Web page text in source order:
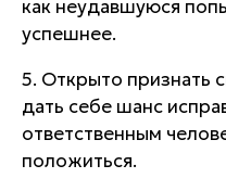
как неудавшуюся
успешнее.
5. Открыто признать
дать себе шанс
ответственным
положиться.